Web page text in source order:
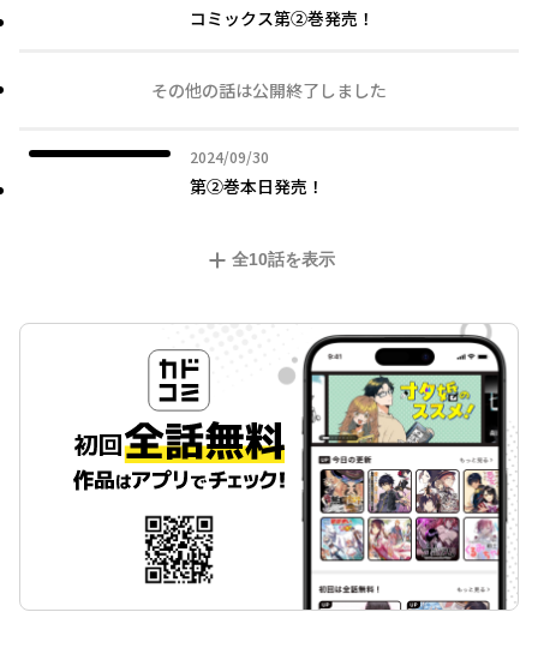
コミックス第②巻発売！
その他の話は公開終了しました
2024/09/30
2024年09月30日
第②巻本日発売！
全10話を表示